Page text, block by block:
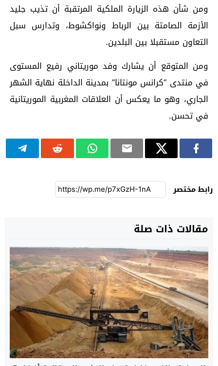
ومن شأن هذه الزيارة الملكية المرتقبة أن تذيب جليد
الأزمة الصامتة بين الرباط ونواكشوط، وتدارس سبل
التعاون مستقبلا بين البلدين.
ومن المتوقع أن يشارك وفد موريتاني رفيع المستوى
في منتدى “كرانس مونتانا” بمدينة الداخلة نهاية الشهر
الجاري، وهو ما يعكس أن العلاقات المغربية الموريتانية
في تحسن.
رابط مختصر
مقالات ذات صلة